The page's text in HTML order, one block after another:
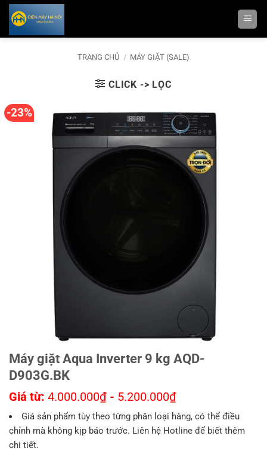
Bỏ
qua
nội
TRANG CHỦ / MÁY GIẶT (SALE)
CLICK -> LỌC
-23%
Máy giặt Aqua Inverter 9 kg AQD-
D903G.BK
Giá từ: 4.000.000₫ - 5.200.000₫
Giá sản phẩm tùy theo từng phân loại hàng, có thể điều
chỉnh mà không kịp báo trước. Liên hệ Hotline để biết thêm
chi tiết.